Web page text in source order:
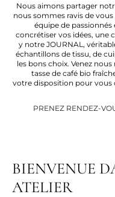
Nous aimons partager
nous sommes ravis de
équipe de
concrétiser vos idées, une
y notre JOURNAL,
échantillons de tissu, de
les bons choix. Venez
tasse de café bio
votre disposition pour vous
PRENEZ RENDEZ-
BIENVENUE
ATELIER